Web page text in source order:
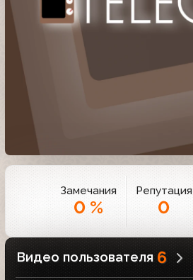
Замечания
0 %
Репутация
0
Видео пользователя 6